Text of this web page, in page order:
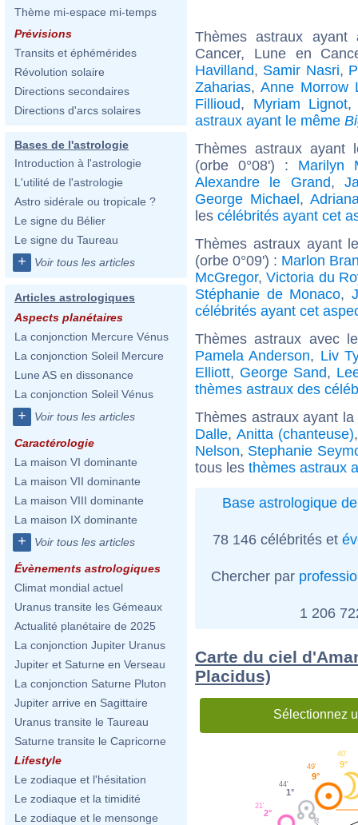
Thème mi-espace mi-temps
Prévisions
Transits et éphémérides
Révolution solaire
Directions secondaires
Directions d'arcs solaires
Bases de l'astrologie
Introduction à l'astrologie
L'utilité de l'astrologie
Astro sidérale ou tropicale ?
Le signe du Bélier
Le signe du Taureau
+ Voir tous les articles
Articles astrologiques
Aspects planétaires
La conjonction Mercure Vénus
La conjonction Soleil Mercure
Lune AS en dissonance
La conjonction Soleil Vénus
+ Voir tous les articles
Caractérologie
La maison VI dominante
La maison VII dominante
La maison VIII dominante
La maison IX dominante
+ Voir tous les articles
Évènements astrologiques
Climat mondial actuel
Uranus transite les Gémeaux
Actualité planétaire de 2025
La conjonction Jupiter Uranus
Jupiter et Saturne en Verseau
La conjonction Saturne Pluton
Jupiter arrive en Sagittaire
Uranus transite le Taureau
Saturne transite le Capricorne
Lifestyle
Le zodiaque et l'hésitation
Le zodiaque et la timidité
Le zodiaque et le mensonge
Thèmes astraux
Cancer, Lune en
Havilland, Samir Nasri,
Zaharias, Anne Morrow
Fillioud, Myriam Lignot
astraux ayant le même
Thèmes astraux ayant
(orbe 0°08') : Marilyn
Alexandre le Grand,
George Michael,
les célébrités ayant cet
Thèmes astraux ayant
(orbe 0°09') : Marlon
McGregor,Victoria du
Stéphanie de Monaco,
célébrités ayant cet
Thèmes astraux avec
Pamela Anderson, Liv
Elliott, George Sand,
thèmes astraux des
Thèmes astraux ayant
Dalle, Anitta (chanteuse)
Nelson, Stephanie
tous les thèmes astraux
Base astrologique
78 146 célébrités et
Chercher par
1 206
Carte du ciel
Placidus)
Sélectionnez
9°
40'
9°
49'
1°
44'
2°
21'